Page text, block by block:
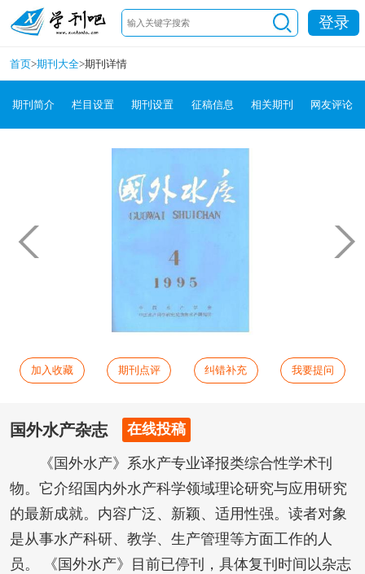
登录
首页>期刊大全>期刊详情
期刊简介 栏目设置 期刊设置 征稿信息 相关期刊 网友评论
加入收藏 期刊点评 纠错补充 我要提问
国外水产杂志 在线投稿
《国外水产》系水产专业译报类综合性学术刊
物。它介绍国内外水产科学领域理论研究与应用研究
的最新成就。内容广泛、新颖、适用性强。读者对象
是从事水产科研、教学、生产管理等方面工作的人
员。 《国外水产》目前已停刊，具体复刊时间以杂志